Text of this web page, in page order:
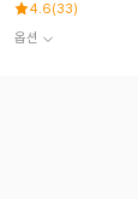
4.6(33)
옵션